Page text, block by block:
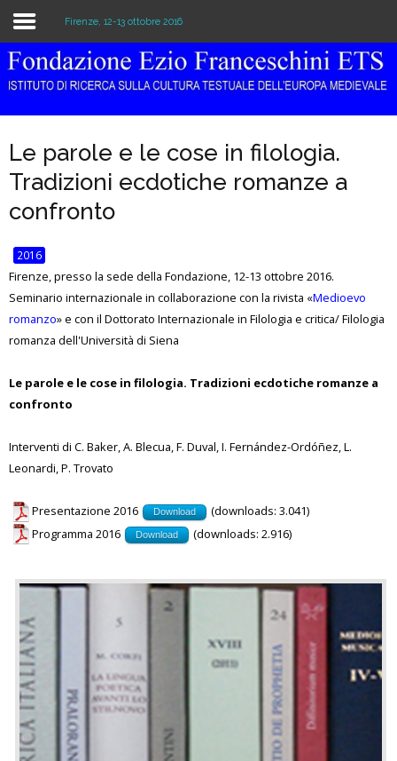
Home
Biblioteca e Archivio
Ricerca
Formazione
Eventi
Firenze, 12-13 ottobre 2016
Le parole e le cose in filologia.
Tradizioni ecdotiche romanze a
confronto
2016
Firenze, presso la sede della Fondazione, 12-13 ottobre 2016.
Seminario internazionale in collaborazione con la rivista «Medioevo
romanzo» e con il Dottorato Internazionale in Filologia e critica/ Filologia
romanza dell'Università di Siena
Le parole e le cose in filologia. Tradizioni ecdotiche romanze a
confronto
Interventi di C. Baker, A. Blecua, F. Duval, I. Fernández-Ordóñez, L.
Leonardi, P. Trovato
Presentazione 2016 Download
(downloads: 3.041)
Programma 2016
Download (downloads: 2.916)